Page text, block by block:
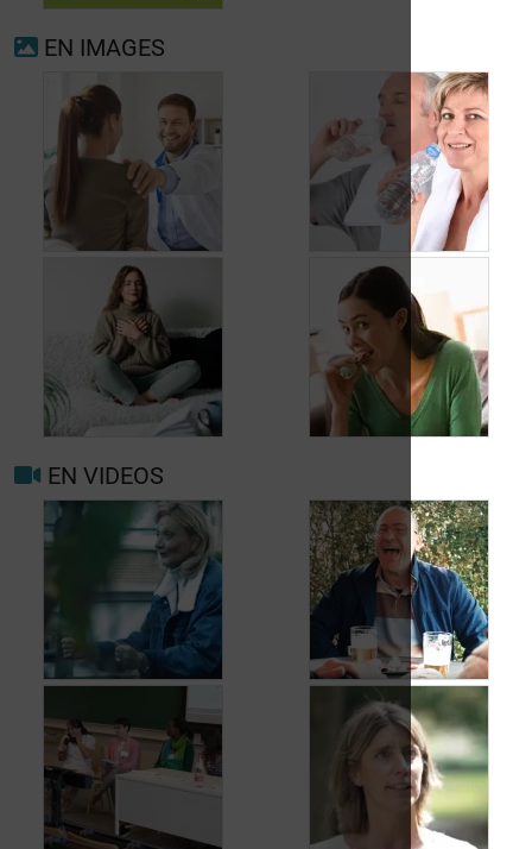
Insuffisance
pancréatique
exocrine
EN IMAGES
Quand consulter à
nouveau pour
migraine ou maux de
tête?
Prévenir les maux de
tête au jour le jour
Mieux vivre avec la
migraine au
quotidien
Facteurs
déclenchants et de
risque migraine et
maux de tête
EN VIDEOS
Carole, 55 ans, a
aux fuites urinaires
Jean, 58 ans,
profite de la vie
malgré les fuites
urinaires